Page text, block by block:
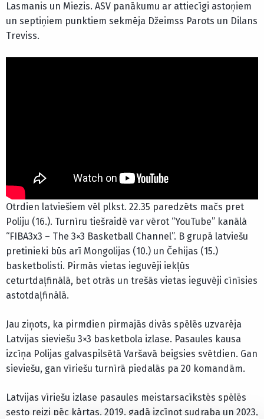
Lasmanis un Miezis. ASV panākumu ar attiecīgi astoņiem
un septiņiem punktiem sekmēja Džeimss Parots un Dilans
Treviss.
Otrdien latviešiem vēl plkst. 22.35 paredzēts mačs pret
Poliju (16.). Turnīru tiešraidē var vērot “YouTube” kanālā
“FIBA3x3 – The 3×3 Basketball Channel”. B grupā latviešu
pretinieki būs arī Mongolijas (10.) un Čehijas (15.)
basketbolisti. Pirmās vietas ieguvēji iekļūs
ceturtdaļfinālā, bet otrās un trešās vietas ieguvēji cīnīsies
astotdaļfinālā.
Jau ziņots, ka pirmdien pirmajās divās spēlēs uzvarēja
Latvijas sieviešu 3×3 basketbola izlase. Pasaules kausa
izcīņa Polijas galvaspilsētā Varšavā beigsies svētdien. Gan
sieviešu, gan vīriešu turnīrā piedalās pa 20 komandām.
Latvijas vīriešu izlase pasaules meistarsacīkstēs spēlēs
sesto reizi pēc kārtas, 2019. gadā izcīnot sudraba un 2023.